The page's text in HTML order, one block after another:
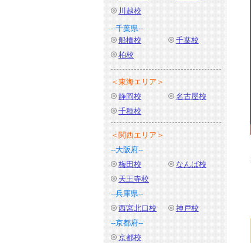
川越校
--千葉県--
船橋校
千葉校
柏校
＜東海エリア＞
静岡校
名古屋校
千種校
＜関西エリア＞
--大阪府--
梅田校
なんば校
天王寺校
--兵庫県--
西宮北口校
神戸校
--京都府--
京都校